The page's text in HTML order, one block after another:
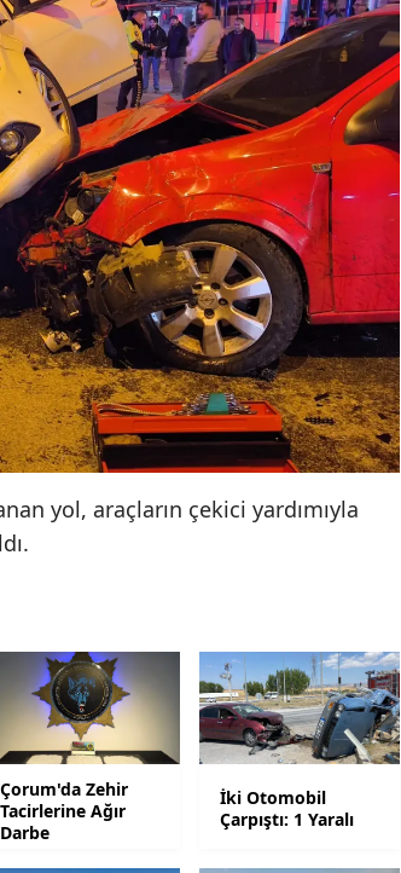
Muğla
Muş
Nevşehir
Niğde
Ordu
Rize
Sakarya
Samsun
Siirt
Sinop
Sivas
Trabzon
Tunceli
Şanlıurfa
Uşak
Van
yol, araçların çekici yardımıyla
Çorum'da Zehir
Tacirlerine Ağır
Darbe
İki Otomobil
Çarpıştı: 1 Yaralı